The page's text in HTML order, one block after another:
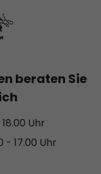
beraten Sie
Uhr
- 17.00 Uhr